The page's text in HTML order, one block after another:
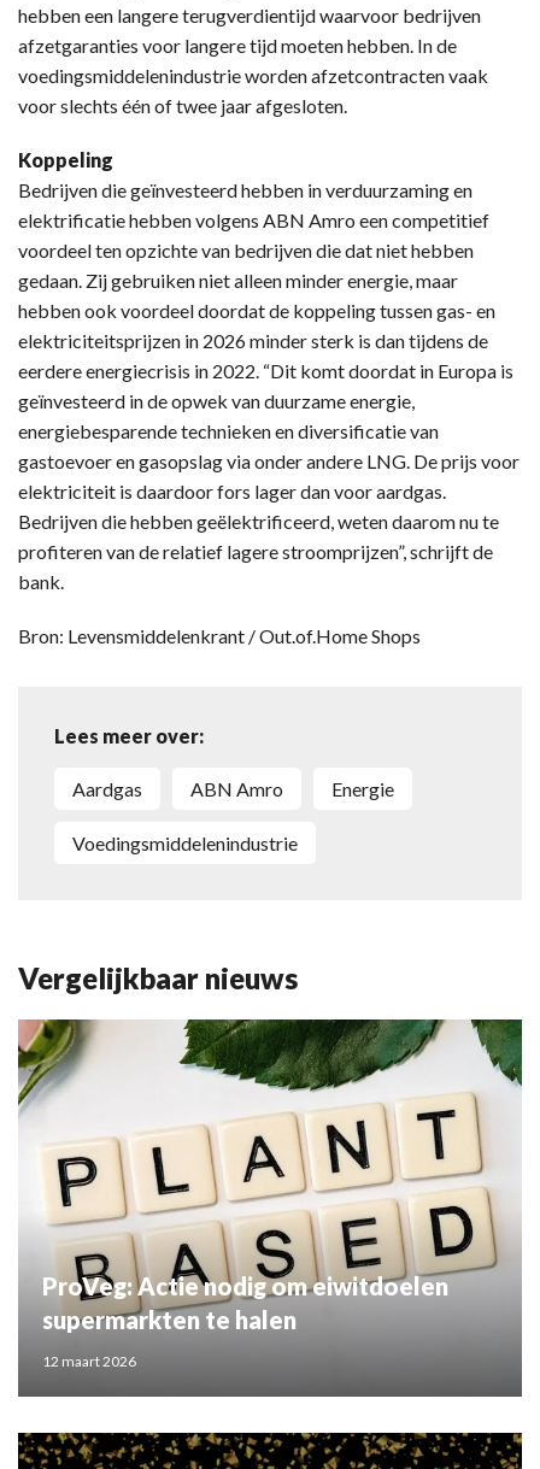
hebben een langere terugverdientijd waarvoor bedrijven
afzetgaranties voor langere tijd moeten hebben. In de
voedingsmiddelenindustrie worden afzetcontracten vaak
voor slechts één of twee jaar afgesloten.
Koppeling
Bedrijven die geïnvesteerd hebben in verduurzaming en
elektrificatie hebben volgens ABN Amro een competitief
voordeel ten opzichte van bedrijven die dat niet hebben
gedaan. Zij gebruiken niet alleen minder energie, maar
hebben ook voordeel doordat de koppeling tussen gas- en
elektriciteitsprijzen in 2026 minder sterk is dan tijdens de
eerdere energiecrisis in 2022. “Dit komt doordat in Europa is
geïnvesteerd in de opwek van duurzame energie,
energiebesparende technieken en diversificatie van
gastoevoer en gasopslag via onder andere LNG. De prijs voor
elektriciteit is daardoor fors lager dan voor aardgas.
Bedrijven die hebben geëlektrificeerd, weten daarom nu te
profiteren van de relatief lagere stroomprijzen”, schrijft de
bank.
Bron: Levensmiddelenkrant / Out.of.Home Shops
Lees meer over:
aardgas ABN Amro energie
voedingsmiddelenindustrie
Vergelijkbaar nieuws
ProVeg: Actie nodig om eiwitdoelen
supermarkten te halen
12 maart 2026